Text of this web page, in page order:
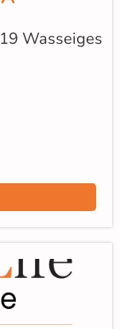
Wasseiges